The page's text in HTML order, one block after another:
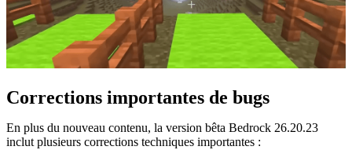
Corrections importantes de bugs
En plus du nouveau contenu, la version bêta Bedrock 26.20.23
inclut plusieurs corrections techniques importantes :